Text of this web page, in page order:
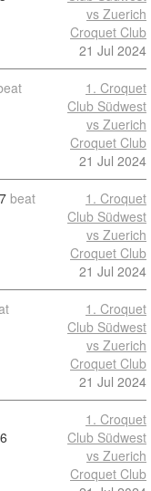
vs Zuerich
Croquet Club
21 Jul 2024
1. Croquet
Club Südwest
vs Zuerich
Croquet Club
21 Jul 2024
7 beat
1. Croquet
Club Südwest
vs Zuerich
Croquet Club
21 Jul 2024
1. Croquet
Club Südwest
vs Zuerich
Croquet Club
21 Jul 2024
6
1. Croquet
Club Südwest
vs Zuerich
Croquet Club